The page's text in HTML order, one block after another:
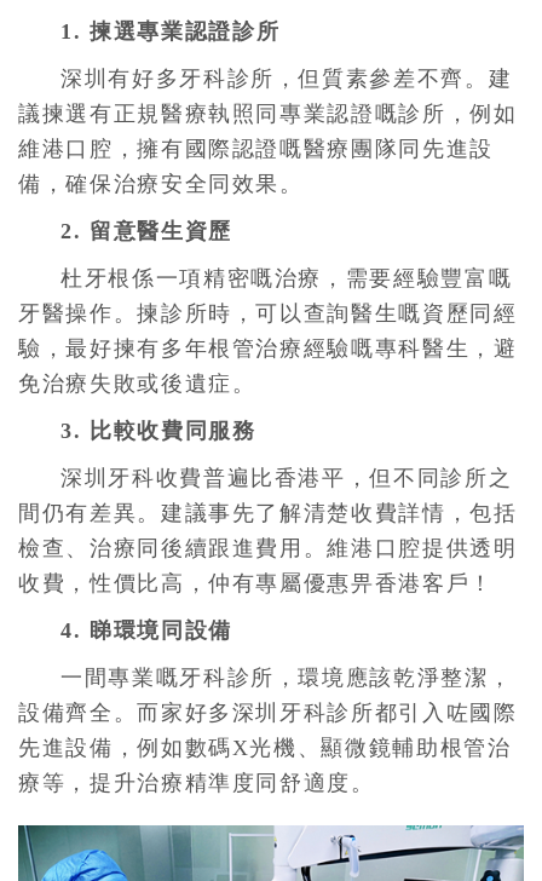
1. 揀選專業認證診所
深圳有好多牙科診所，但質素參差不齊。建
議揀選有正規醫療執照同專業認證嘅診所，例如
維港口腔，擁有國際認證嘅醫療團隊同先進設
備，確保治療安全同效果。
2. 留意醫生資歷
杜牙根係一項精密嘅治療，需要經驗豐富嘅
牙醫操作。揀診所時，可以查詢醫生嘅資歷同經
驗，最好揀有多年根管治療經驗嘅專科醫生，避
免治療失敗或後遺症。
3. 比較收費同服務
深圳牙科收費普遍比香港平，但不同診所之
間仍有差異。建議事先了解清楚收費詳情，包括
檢查、治療同後續跟進費用。維港口腔提供透明
收費，性價比高，仲有專屬優惠畀香港客戶！
4. 睇環境同設備
一間專業嘅牙科診所，環境應該乾淨整潔，
設備齊全。而家好多深圳牙科診所都引入咗國際
先進設備，例如數碼X光機、顯微鏡輔助根管治
療等，提升治療精準度同舒適度。